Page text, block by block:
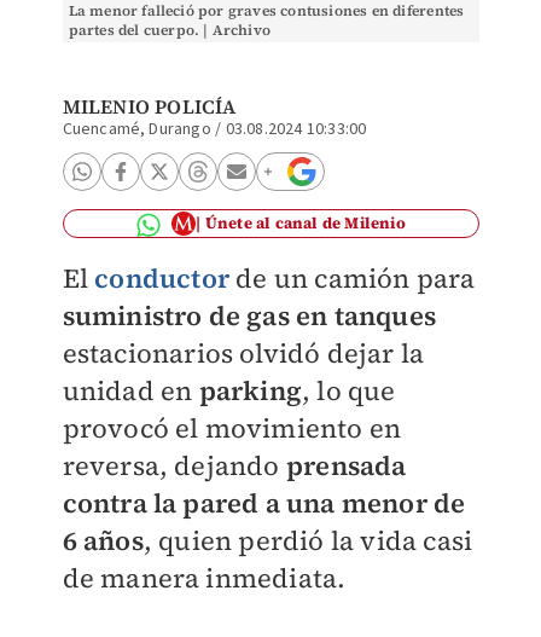
La menor falleció por graves contusiones en diferentes
partes del cuerpo. | Archivo
MILENIO POLICÍA
Cuencamé, Durango / 03.08.2024 10:33:00
Únete al canal de Milenio
El conductor de un camión para
suministro de gas en tanques
estacionarios olvidó dejar la
unidad en parking, lo que
provocó el movimiento en
reversa, dejando prensada
contra la pared a una menor de
6 años, quien perdió la vida casi
de manera inmediata.